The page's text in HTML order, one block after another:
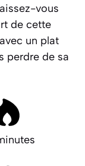
vous
de cette
un plat
perdre de sa